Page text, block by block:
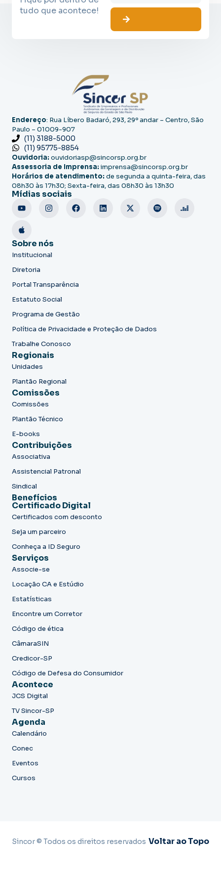
tudo que acontece!
Endereço: Rua Líbero Badaró, 293, 29º andar – Centro, São
Paulo – 01009-907
(11) 3188-5000
(11) 95775-8854
Ouvidoria: ouvidoriasp@sincorsp.org.br
Assessoria de Imprensa: imprensa@sincorsp.org.br
Horários de atendimento: de segunda a quinta-feira, das
08h30 às 17h30; Sexta-feira, das 08h30 às 13h30
Mídias sociais
Sobre nós
Institucional
Diretoria
Portal Transparência
Estatuto Social
Programa de Gestão
Política de Privacidade e Proteção de Dados
Trabalhe Conosco
Regionais
Unidades
Plantão Regional
Comissões
Comissões
Plantão Técnico
E-books
Contribuições
Associativa
Assistencial Patronal
Sindical
Benefícios
Certificado Digital
Certificados com desconto
Seja um parceiro
Conheça a ID Seguro
Serviços
Associe-se
Locação CA e Estúdio
Estatísticas
Encontre um Corretor
Código de ética
CâmaraSIN
Credicor-SP
Código de Defesa do Consumidor
Acontece
JCS Digital
TV Sincor-SP
Agenda
Calendário
Conec
Eventos
Cursos
Sincor © Todos os direitos reservados Voltar ao Topo